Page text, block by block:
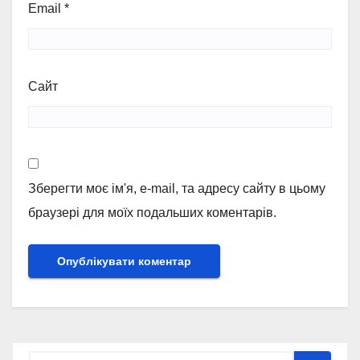
Email *
Сайт
Зберегти моє ім'я, e-mail, та адресу сайту в цьому
браузері для моїх подальших коментарів.